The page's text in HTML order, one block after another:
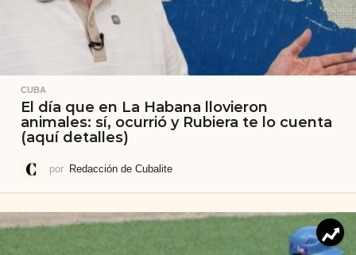
CUBA
El día que en La Habana llovieron
animales: sí, ocurrió y Rubiera te lo cuenta
(aquí detalles)
por Redacción de Cubalite